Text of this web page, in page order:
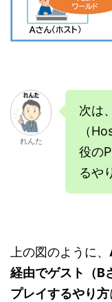
れんた
次は
（
役の
るや
上の図のように、
経由でゲスト（B
プレイするやり方